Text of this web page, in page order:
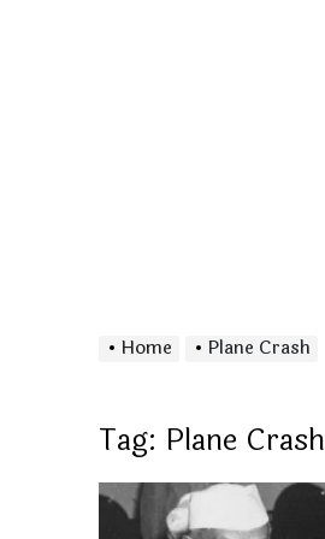
Home Plane Crash
Tag: Plane Crash